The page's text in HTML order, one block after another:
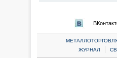
ЖУРНАЛ
|